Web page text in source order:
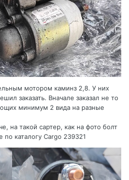
мотором каминз 2,8. У них
заказать. Вначале заказал не то
минимум 2 вида на разные
на такой сартер, как на фото болт
каталогу Cargo 239321